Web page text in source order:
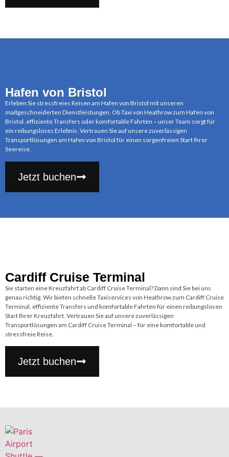
Hafen von Bristol
Erleben Sie stressfreies Reisen am Hafen von Bristol mit unseren
maßgeschneiderten Dienstleistungen. Ob Taxi von Heathrow zum Hafen von
Bristol, effiziente Transfers oder komfortable Fahrten – unser Team sorgt für
ein reibungsloses Erlebnis. Vertrauen Sie auf unsere zuverlässigen
Transportlösungen am Hafen von Bristol für einen sorgenfreien Start Ihrer
Seereise.
Jetzt buchen
Cardiff Cruise Terminal
Sie starten eine Kreuzfahrt ab Cardiff Cruise Terminal? Dann sind Sie bei uns
genau richtig. Wir bieten schnelle Taxiservices von Heathrow zum Cardiff Cruise
Terminal, effiziente Transfers und komfortable Fahrten für einen reibungslosen
Start Ihrer Kreuzfahrt. Vertrauen Sie auf unsere zuverlässigen
Transportlösungen am Cardiff Cruise Terminal – für eine komfortable und
stressfreie Reise.
Jetzt buchen